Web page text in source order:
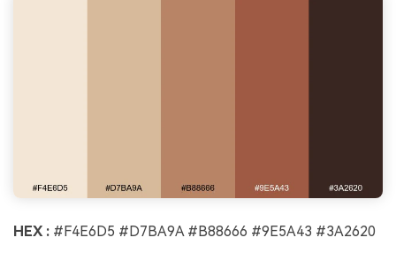
HEX : #F4E6D5 #D7BA9A #B88666 #9E5A43 #3A2620